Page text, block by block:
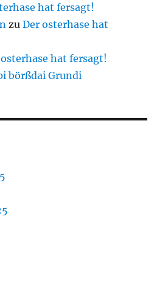
hat fersagt!
zuDer osterhase hat
hat fersagt!
börßdai Grundi